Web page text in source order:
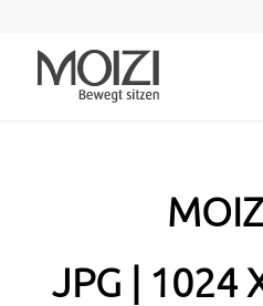
JPG | 1024